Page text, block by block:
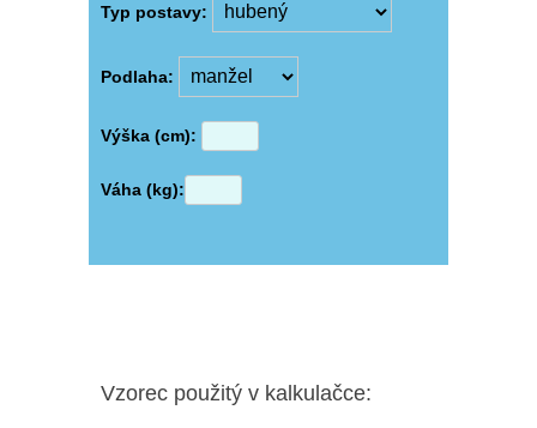
Typ postavy:
Podlaha:
Výška (cm):
Váha (kg):
Vzorec použitý v kalkulačce: